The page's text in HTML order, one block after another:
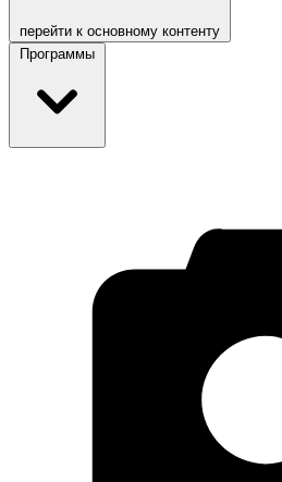
перейти к основному контенту
Программы